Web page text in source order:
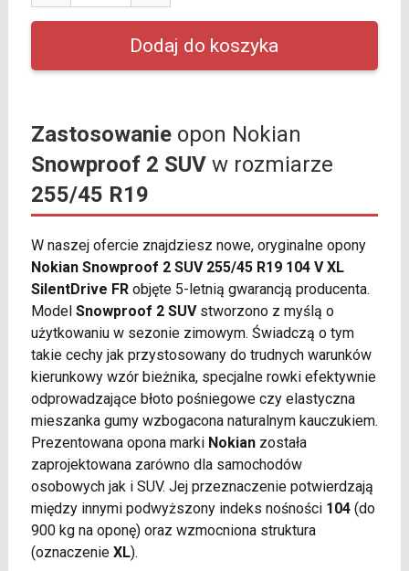
Zastosowanieopon Nokian
Snowproof 2 SUVw rozmiarze
255/45 R19
W naszej ofercie znajdziesz nowe, oryginalne opony
Nokian Snowproof 2 SUV 255/45 R19 104 V XL
SilentDrive FRobjęte 5-letnią gwarancją producenta.
Model Snowproof 2 SUVstworzono z myślą o
użytkowaniu w sezonie zimowym. Świadczą o tym
takie cechy jak przystosowany do trudnych warunków
kierunkowy wzór bieżnika, specjalne rowki efektywnie
odprowadzające błoto pośniegowe czy elastyczna
mieszanka gumy wzbogacona naturalnym kauczukiem.
Prezentowana opona marki Nokianzostała
zaprojektowana zarówno dla samochodów
osobowych jak i SUV. Jej przeznaczenie potwierdzają
między innymi podwyższony indeks nośności 104(do
900 kg na oponę) oraz wzmocniona struktura
(oznaczenie XL).